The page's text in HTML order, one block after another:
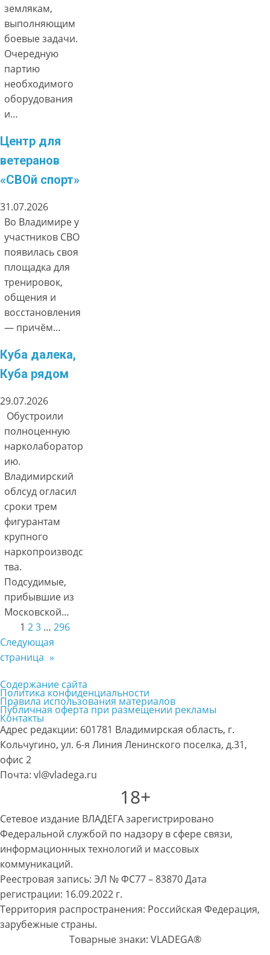
землякам,
выполняющим
боевые задачи.
Очередную
партию
необходимого
оборудования
и…
Центр для
ветеранов
«СВОй спорт»
31.07.2026
Во Владимире у
участников СВО
появилась своя
площадка для
тренировок,
общения и
восстановления
— причём…
Куба далека,
Куба рядом
29.07.2026
Обустроили
полноценную
нарколаборатор
ию.
Владимирский
облсуд огласил
сроки трем
фигурантам
крупного
наркопроизводс
тва.
Подсудимые,
прибывшие из
Московской…
1 23 … 296
Следующая
страница »
Содержание сайта
Политика конфиденциальности
Правила использования материалов
Публичная оферта при размещении рекламы
Контакты
Адрес редакции: 601781 Владимирская область, г.
Кольчугино, ул. 6-я Линия Ленинского поселка, д.31,
офис 2
Почта: vl@vladega.ru
18+
Сетевое издание ВЛАДЕГА зарегистрировано
Федеральной службой по надзору в сфере связи,
информационных технологий и массовых
коммуникаций.
Реестровая запись: ЭЛ № ФС77 – 83870 Дата
регистрации: 16.09.2022 г.
Территория распространения: Российская Федерация,
зарубежные страны.
Товарные знаки: VLADEGA®